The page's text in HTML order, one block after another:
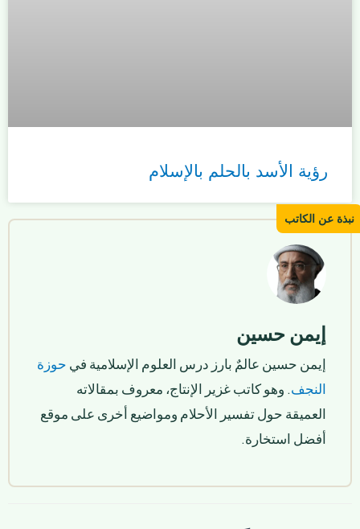
رؤية الأسد بالحلم بالإسلام
إيمن حسين
إيمن حسين عالمٌ بارز درس العلوم الإسلامية في حوزة
النجف. وهو كاتب غزير الإنتاج، معروف بمقالاته
العميقة حول تفسير الأحلام ومواضيع أخرى على موقع
أفضل استخارة.